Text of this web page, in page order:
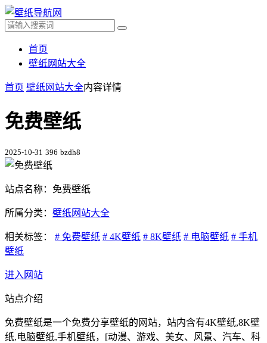
首页
壁纸网站大全
首页 壁纸网站大全内容详情
免费壁纸
2025-10-31 396 bzdh8
站点名称：免费壁纸
所属分类： 壁纸网站大全
相关标签： # 免费壁纸 # 4K壁纸 # 8K壁纸 # 电脑壁纸 # 手机
壁纸
进入网站
站点介绍
免费壁纸是一个免费分享壁纸的网站，站内含有4K壁纸,8K壁
纸,电脑壁纸,手机壁纸，[动漫、游戏、美女、风景、汽车、科